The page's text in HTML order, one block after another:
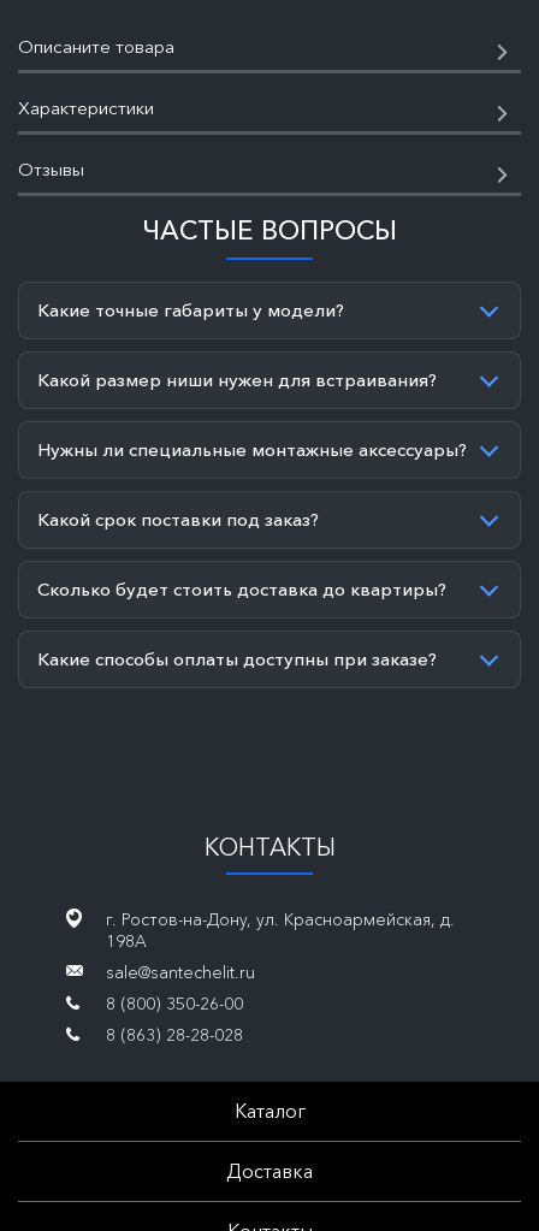
Описаните товара
Характеристики
Отзывы
ЧАСТЫЕ ВОПРОСЫ
Какие точные габариты у модели?
Какой размер ниши нужен для встраивания?
Нужны ли специальные монтажные аксессуары?
Какой срок поставки под заказ?
Сколько будет стоить доставка до квартиры?
Какие способы оплаты доступны при заказе?
КОНТАКТЫ
г. Ростов-на-Дону, ул. Красноармейская, д.
198А
sale@santechelit.ru
8 (800) 350-26-00
8 (863) 28-28-028
Каталог
Доставка